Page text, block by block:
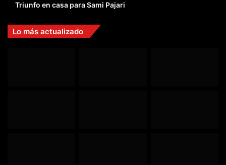
Triunfo en casa para Sami Pajari
Lo más actualizado